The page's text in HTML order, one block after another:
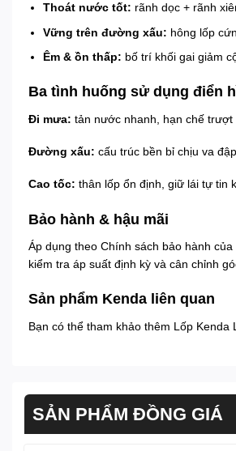
Thoát nước tốt: rãnh dọc + rãnh
Vững trên đường xấu: hông lốp
Êm & ồn thấp: bố trí khối gai giảm
Ba tình huống sử dụng điển
Đi mưa: tản nước nhanh, hạn chế trượt
Đường xấu: cấu trúc bền bỉ chịu va
Cao tốc: thân lốp ổn định, giữ lái tự tin
Bảo hành & hậu mãi
Áp dụng theo Chính sách bảo hành của
kiểm tra áp suất định kỳ và cân chỉnh
Sản phẩm Kenda liên quan
Bạn có thể tham khảo thêm Lốp Kenda
SẢN PHẨM ĐỒNG GIÁ